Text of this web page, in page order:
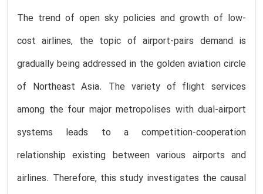
The trend of open sky policies and growth of low-
cost airlines, the topic of airport-pairs demand is
gradually being addressed in the golden aviation circle
of Northeast Asia. The variety of flight services
among the four major metropolises with dual-airport
systems leads to a competition-cooperation
relationship existing between various airports and
airlines. Therefore, this study investigates the causal